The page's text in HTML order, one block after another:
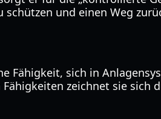
und einen Weg
Fähigkeit, sich in
zeichnet sie sich